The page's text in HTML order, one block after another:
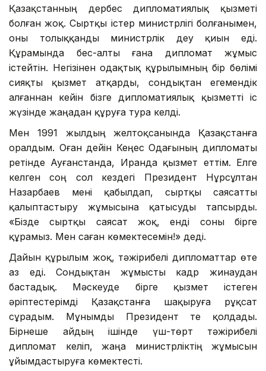
Қазақстанның дербес дипломатиялық қызметі
болған жоқ. Сыртқы істер министрлігі болғанымен,
оны толыққанды министрлік деу қиын еді.
Құрамында бес-алты ғана дипломат жұмыс
істейтін. Негізінен одақтық құрылымның бір бөлімі
сияқты қызмет атқарды, сондықтан егемендік
алғаннан кейін бізге дипломатиялық қызметті іс
жүзінде жаңадан құруға тура келді.
Мен 1991 жылдың желтоқсанында Қазақстанға
оралдым. Оған дейін Кеңес Одағының дипломаты
ретінде Ауғанстанда, Иранда қызмет еттім. Елге
келген соң сол кездегі Президент Нұрсұлтан
Назарбаев мені қабылдап, сыртқы саясатты
қалыптастыру жұмысына қатысуды тапсырды.
«Бізде сыртқы саясат жоқ, енді соны бірге
құрамыз. Мен саған көмектесемін!» деді.
Дайын құрылым жоқ, тәжірибелі дипломаттар өте
аз еді. Сондықтан жұмысты кадр жинаудан
бастадық. Мәскеуде бірге қызмет істеген
әріптестерімді Қазақстанға шақыруға рұқсат
сұрадым. Мұнымды Президент те қолдады.
Бірнеше айдың ішінде үш-төрт тәжірибелі
дипломат келіп, жаңа министрліктің жұмысын
ұйымдастыруға көмектесті.